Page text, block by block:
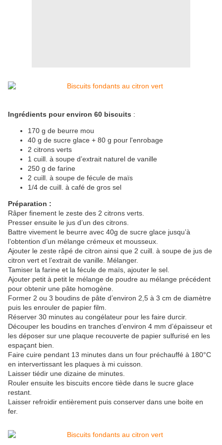
Ingrédients pour environ 60 biscuits :
170 g de beurre mou
40 g de sucre glace + 80 g pour l'enrobage
2 citrons verts
1 cuill. à soupe d’extrait naturel de vanille
250 g de farine
2 cuill. à soupe de fécule de maïs
1/4 de cuill. à café de gros sel
Préparation :
Râper finement le zeste des 2 citrons verts.
Presser ensuite le jus d’un des citrons.
Battre vivement le beurre avec 40g de sucre glace jusqu’à
l’obtention d’un mélange crémeux et mousseux.
Ajouter le zeste râpé de citron ainsi que 2 cuill. à soupe de jus de
citron vert et l’extrait de vanille. Mélanger.
Tamiser la farine et la fécule de maïs, ajouter le sel.
Ajouter petit à petit le mélange de poudre au mélange précédent
pour obtenir une pâte homogène.
Former 2 ou 3 boudins de pâte d’environ 2,5 à 3 cm de diamètre
puis les enrouler de papier film.
Réserver 30 minutes au congélateur pour les faire durcir.
Découper les boudins en tranches d’environ 4 mm d’épaisseur et
les déposer sur une plaque recouverte de papier sulfurisé en les
espaçant bien.
Faire cuire pendant 13 minutes dans un four préchauffé à 180°C
en intervertissant les plaques à mi cuisson.
Laisser tiédir une dizaine de minutes.
Rouler ensuite les biscuits encore tiède dans le sucre glace
restant.
Laisser refroidir entièrement puis conserver dans une boite en
fer.